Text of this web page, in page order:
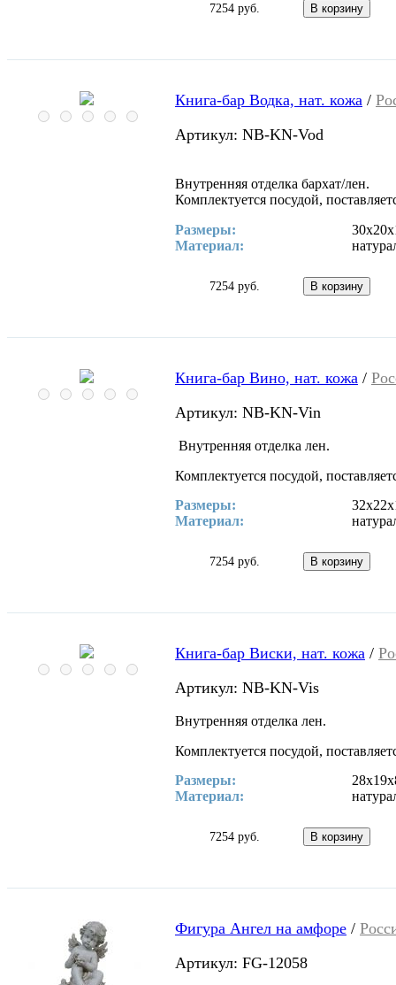
7254 руб.
Книга-бар Водка, нат. кожа /
Артикул: NB-KN-Vod
Внутренняя отделка бархат/лен.
Комплектуется посудой,
Размеры:
Материал:
7254 руб.
Книга-бар Вино, нат. кожа /
Артикул: NB-KN-Vin
Внутренняя отделка лен.
Комплектуется посудой,
Размеры:
Материал:
7254 руб.
Книга-бар Виски, нат. кожа /
Артикул: NB-KN-Vis
Внутренняя отделка лен.
Комплектуется посудой,
Размеры:
Материал:
7254 руб.
Фигура Ангел на амфоре /
Артикул: FG-12058